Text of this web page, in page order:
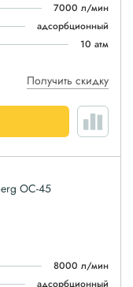
7000 л/мин
адсорбционный
10 атм
Получить скидку
ОС-45
8000 л/мин
адсорбционный